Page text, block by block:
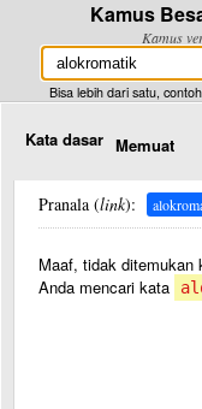
Kamus
Kamus
Bisa lebih dari satu,
Kata dasar Memuat
Pranala (link):
Maaf, tidak ditemukan
Anda mencari kata